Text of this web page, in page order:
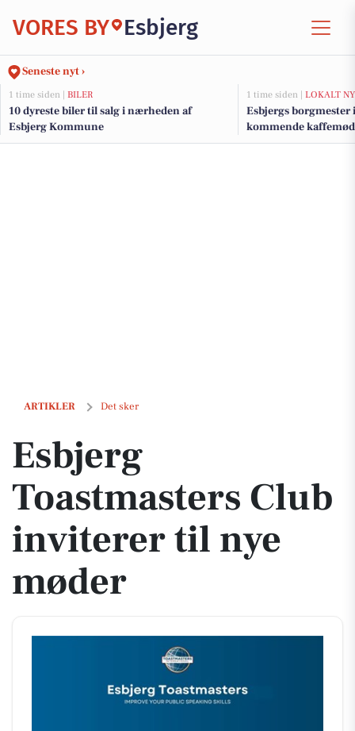
VORES BY Esbjerg
Seneste nyt ›
1 time siden | BILER
10 dyreste biler til salg i nærheden af
Esbjerg Kommune
1 time siden | LOKALT
Esbjergs
kommende
ARTIKLER Det sker
Esbjerg Toastmasters Club inviterer til nye møder
Esbjerg
Toastmasters Club
inviterer til nye
møder